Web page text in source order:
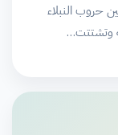
حروب النبلاء
وتشتتت…